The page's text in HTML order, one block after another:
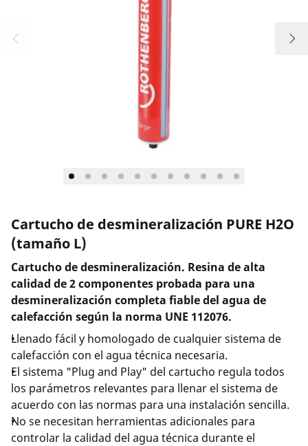
Entrar
Cartucho de desmineralización PURE H2O
(tamaño L)
Cartucho de desmineralización. Resina de alta
calidad de 2 componentes probada para una
desmineralización completa fiable del agua de
calefacción según la norma UNE 112076.
Llenado fácil y homologado de cualquier sistema de
calefacción con el agua técnica necesaria.
El sistema "Plug and Play" del cartucho regula todos
los parámetros relevantes para llenar el sistema de
acuerdo con las normas para una instalación sencilla.
No se necesitan herramientas adicionales para
controlar la calidad del agua técnica durante el